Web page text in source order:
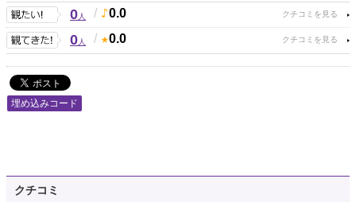
0人 / 0.0
0人 / 0.0
埋め込みコード
クチコミ